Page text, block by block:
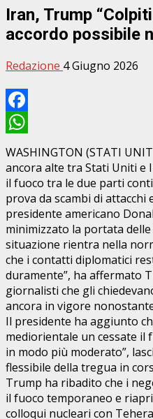
Iran, Trump
accordo possibile
Redazione 4 Giugno 2026
Facebook
WhatsApp
WASHINGTON (STATI
ancora alte tra Stati Uniti e
il fuoco tra le due parti
prova da scambi di attacchi
presidente americano
minimizzato la portata
situazione rientra nella
che i contatti diplomatici
duramente”, ha affermato
giornalisti che gli
ancora in vigore
Il presidente ha aggiunto
mediorientale un cessate il
in modo più moderato”,
flessibile della tregua in
Trump ha ribadito che i
il fuoco temporaneo e
colloqui nucleari con